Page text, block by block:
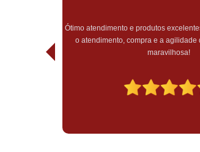
empresa, fui muito bem atendida, fora
em todo o atendimento, sem falar do
tudo muito bem embalado. Experiência
muito mais sucesso!